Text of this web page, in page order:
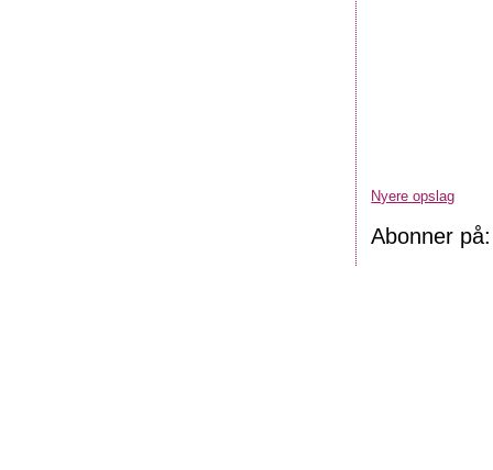
Nyere opslag
Abonner